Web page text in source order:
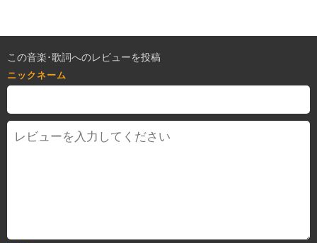
この音楽･歌詞へのレビューを投稿
ニックネーム